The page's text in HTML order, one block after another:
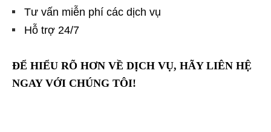
Tư vấn miễn phí các dịch vụ
Hỗ trợ 24/7
ĐỂ HIỂU RÕ HƠN VỀ DỊCH VỤ, HÃY LIÊN HỆ
NGAY VỚI CHÚNG TÔI!